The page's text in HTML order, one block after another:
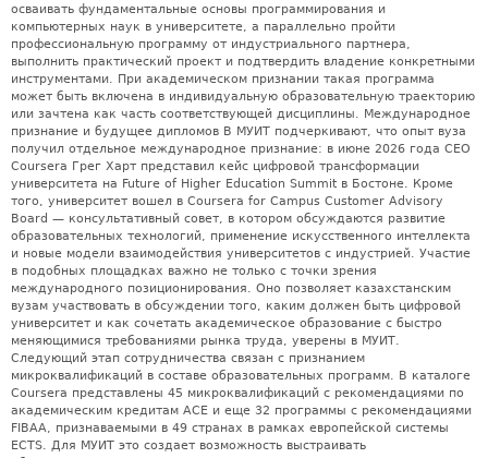
осваивать фундаментальные основы программирования и
компьютерных наук в университете, а параллельно пройти
профессиональную программу от индустриального партнера,
выполнить практический проект и подтвердить владение конкретными
инструментами. При академическом признании такая программа
может быть включена в индивидуальную образовательную траекторию
или зачтена как часть соответствующей дисциплины. Международное
признание и будущее дипломов В МУИТ подчеркивают, что опыт вуза
получил отдельное международное признание: в июне 2026 года CEO
Coursera Грег Харт представил кейс цифровой трансформации
университета на Future of Higher Education Summit в Бостоне. Кроме
того, университет вошел в Coursera for Campus Customer Advisory
Board — консультативный совет, в котором обсуждаются развитие
образовательных технологий, применение искусственного интеллекта
и новые модели взаимодействия университетов с индустрией. Участие
в подобных площадках важно не только с точки зрения
международного позиционирования. Оно позволяет казахстанским
вузам участвовать в обсуждении того, каким должен быть цифровой
университет и как сочетать академическое образование с быстро
меняющимися требованиями рынка труда, уверены в МУИТ.
Следующий этап сотрудничества связан с признанием
микроквалификаций в составе образовательных программ. В каталоге
Coursera представлены 45 микроквалификаций с рекомендациями по
академическим кредитам ACE и еще 32 программы с рекомендациями
FIBAA, признаваемыми в 49 странах в рамках европейской системы
ECTS. Для МУИТ это создает возможность выстраивать